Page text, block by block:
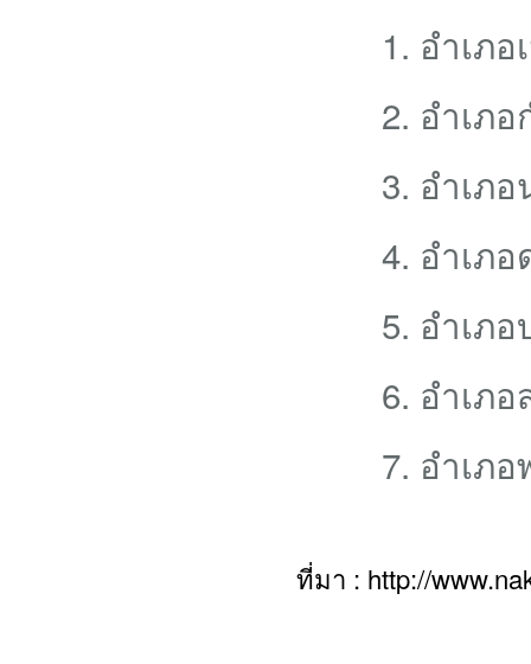
1. อำเภ
2. อำเภ
3. อำเภ
4. อำเภ
5. อำเภอ
6. อำเภ
7. อำเภ
ที่มา : http://